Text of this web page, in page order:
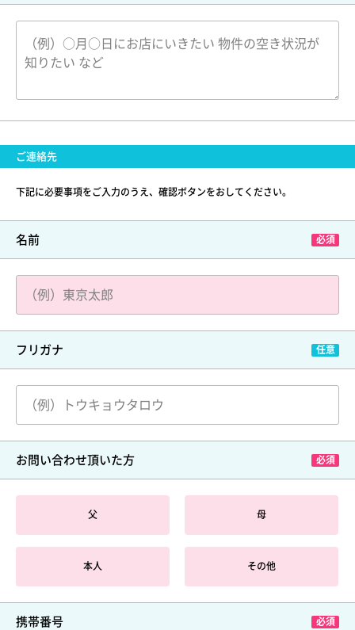
ご連絡先
下記に必要事項をご入力のうえ、確認ボタンをおしてください。
名前
フリガナ
お問い合わせ頂いた方
父 母
本人 その他
携帯番号